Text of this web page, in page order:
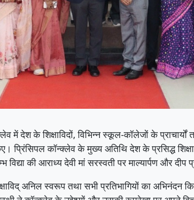
के शिक्षाविदों, विभिन्न स्कूल-कॉलेजों के प्राचार्यों
प्रिंसिपल कॉन्क्लेव के मुख्य अतिथि देश के प्रसिद्ध
विद्या की आराध्य देवी मां सरस्वती पर माल्यार्पण और
अनिल स्वरूप तथा सभी प्रतिभागियों का अभिनंदन